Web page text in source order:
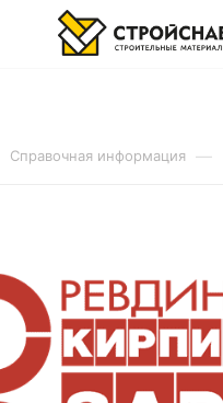
Справочная информация —